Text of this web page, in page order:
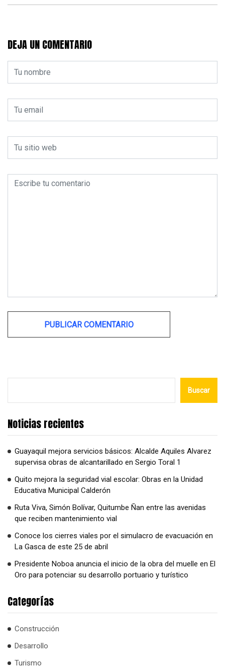
DEJA UN COMENTARIO
Buscar
Noticias recientes
Guayaquil mejora servicios básicos: Alcalde Aquiles Alvarez
supervisa obras de alcantarillado en Sergio Toral 1
Quito mejora la seguridad vial escolar: Obras en la Unidad
Educativa Municipal Calderón
Ruta Viva, Simón Bolívar, Quitumbe Ñan entre las avenidas
que reciben mantenimiento vial
Conoce los cierres viales por el simulacro de evacuación en
La Gasca de este 25 de abril
Presidente Noboa anuncia el inicio de la obra del muelle en El
Oro para potenciar su desarrollo portuario y turístico
Categorías
Construcción
Desarrollo
Turismo